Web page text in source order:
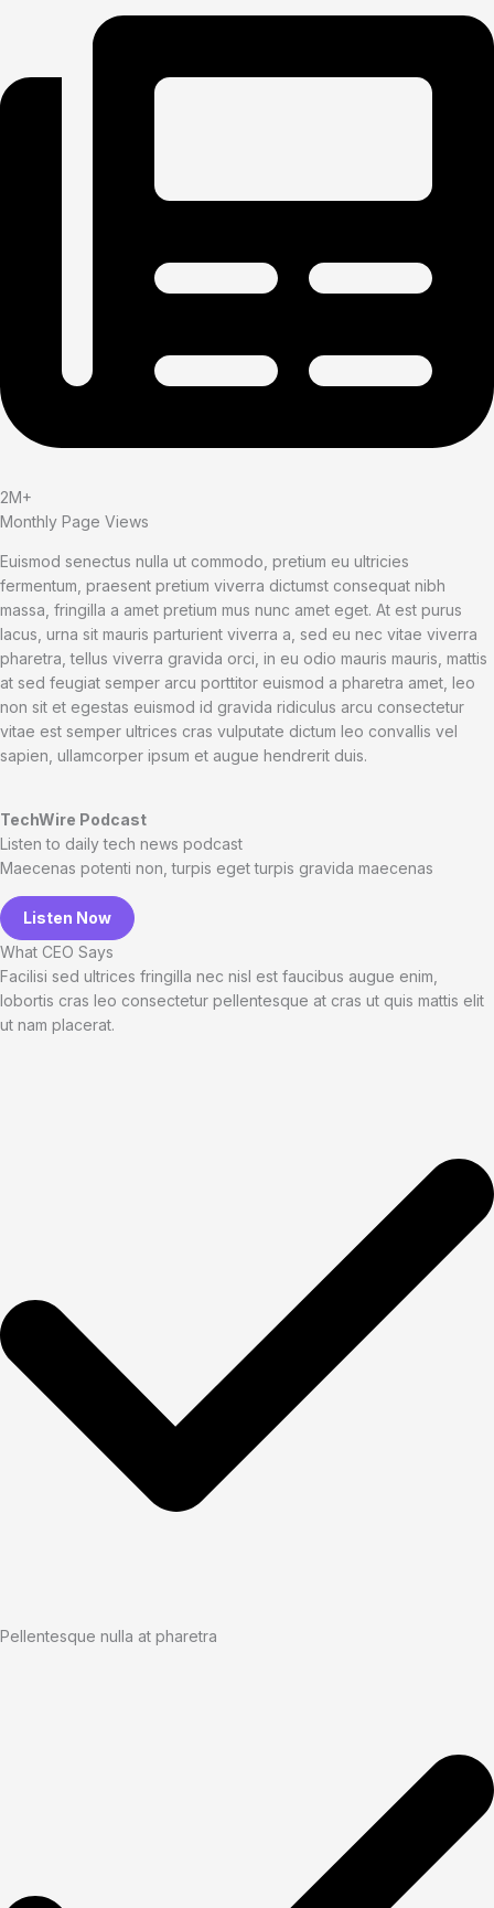
2M+
Monthly Page Views
Euismod senectus nulla ut commodo, pretium eu ultricies
fermentum, praesent pretium viverra dictumst consequat nibh
massa, fringilla a amet pretium mus nunc amet eget. At est purus
lacus, urna sit mauris parturient viverra a, sed eu nec vitae viverra
pharetra, tellus viverra gravida orci, in eu odio mauris mauris, mattis
at sed feugiat semper arcu porttitor euismod a pharetra amet, leo
non sit et egestas euismod id gravida ridiculus arcu consectetur
vitae est semper ultrices cras vulputate dictum leo convallis vel
sapien, ullamcorper ipsum et augue hendrerit duis.
TechWire Podcast​
Listen to daily tech news podcast​
Maecenas potenti non, turpis eget turpis gravida maecenas
Listen Now
What CEO Says​
Facilisi sed ultrices fringilla nec nisl est faucibus augue enim,
lobortis cras leo consectetur pellentesque at cras ut quis mattis elit
ut nam placerat.
Pellentesque nulla at pharetra